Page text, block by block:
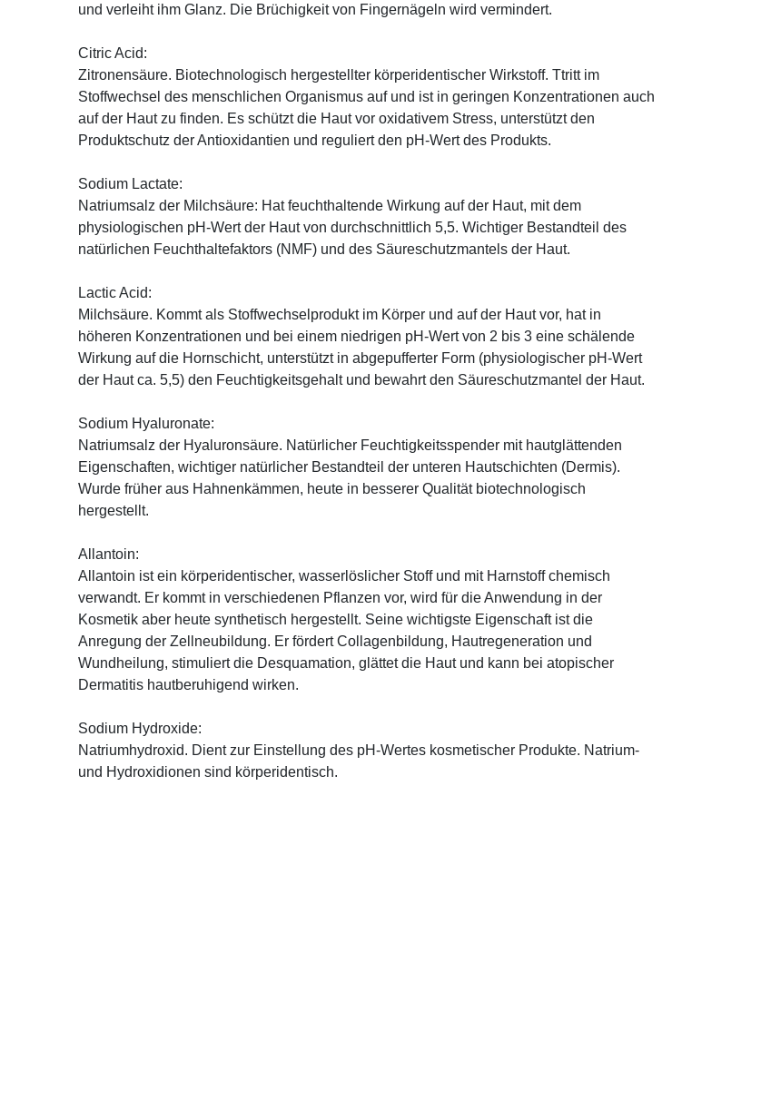
und verleiht ihm Glanz. Die Brüchigkeit von Fingernägeln wird vermindert.
Citric Acid:
Zitronensäure. Biotechnologisch hergestellter körperidentischer Wirkstoff. Ttritt im
Stoffwechsel des menschlichen Organismus auf und ist in geringen Konzentrationen auch
auf der Haut zu finden. Es schützt die Haut vor oxidativem Stress, unterstützt den
Produktschutz der Antioxidantien und reguliert den pH-Wert des Produkts.
Sodium Lactate:
Natriumsalz der Milchsäure: Hat feuchthaltende Wirkung auf der Haut, mit dem
physiologischen pH-Wert der Haut von durchschnittlich 5,5. Wichtiger Bestandteil des
natürlichen Feuchthaltefaktors (NMF) und des Säureschutzmantels der Haut.
Lactic Acid:
Milchsäure. Kommt als Stoffwechselprodukt im Körper und auf der Haut vor, hat in
höheren Konzentrationen und bei einem niedrigen pH-Wert von 2 bis 3 eine schälende
Wirkung auf die Hornschicht, unterstützt in abgepufferter Form (physiologischer pH-Wert
der Haut ca. 5,5) den Feuchtigkeitsgehalt und bewahrt den Säureschutzmantel der Haut.
Sodium Hyaluronate:
Natriumsalz der Hyaluronsäure. Natürlicher Feuchtigkeitsspender mit hautglättenden
Eigenschaften, wichtiger natürlicher Bestandteil der unteren Hautschichten (Dermis).
Wurde früher aus Hahnenkämmen, heute in besserer Qualität biotechnologisch
hergestellt.
Allantoin:
Allantoin ist ein körperidentischer, wasserlöslicher Stoff und mit Harnstoff chemisch
verwandt. Er kommt in verschiedenen Pflanzen vor, wird für die Anwendung in der
Kosmetik aber heute synthetisch hergestellt. Seine wichtigste Eigenschaft ist die
Anregung der Zellneubildung. Er fördert Collagenbildung, Hautregeneration und
Wundheilung, stimuliert die Desquamation, glättet die Haut und kann bei atopischer
Dermatitis hautberuhigend wirken.
Sodium Hydroxide:
Natriumhydroxid. Dient zur Einstellung des pH-Wertes kosmetischer Produkte. Natrium-
und Hydroxidionen sind körperidentisch.